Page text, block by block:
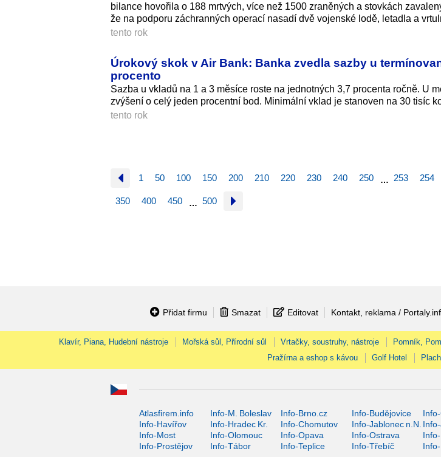
bilance hovořila o 188 mrtvých, více než 1500 zraněných a stovkách
že na podporu záchranných operací nasadí dvě vojenské lodě, letadla a
tento rok
Úrokový skok v Air Bank: Banka zvedla sazby u
procento
Sazba u vkladů na 1 a 3 měsíce roste na jednotných 3,7 procenta ročně. U
zvýšení o celý jeden procentní bod. Minimální vklad je stanoven na 30 tisíc
tento rok
1 50 100 150 200 210 220 230 240 250 … 253 254
350 400 450 … 500
Přidat firmu Smazat Editovat Kontakt, reklama /
Klavír, Piana, Hudební nástroje Mořská sůl, Přírodní sůl Vrtačky, soustruhy, nástroje Pomník,
Pražírna a eshop s kávou
Golf Hotel
Atlasfirem.info Info-M. Boleslav Info-Brno.cz Info-Budějovice
Info-Havířov
Info-Hradec Kr. Info-Chomutov Info-Jablonec n.N.
Info-Most
Info-Olomouc Info-Opava Info-Ostrava
Info-Prostějov
Info-Tábor Info-Teplice Info-Třebíč